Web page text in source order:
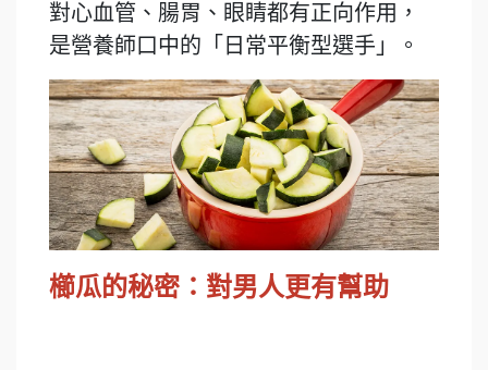
對心血管、腸胃、眼睛都有正向作用，
是營養師口中的「日常平衡型選手」。
櫛瓜的秘密：對男人更有幫助